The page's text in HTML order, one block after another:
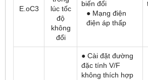
E.oC3
lúc tốc
độ
không
đổi
biến đổi
● Mạng điện
điện áp thấp
● Cài đặt đường
đặc tính V/F
không thích hợp